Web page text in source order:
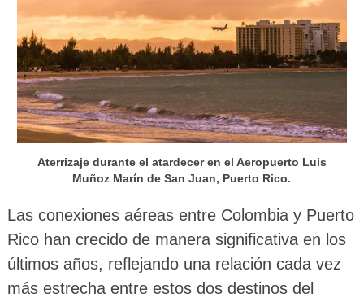
Aterrizaje durante el atardecer en el Aeropuerto Luis
Muñoz Marín de San Juan, Puerto Rico.
Las conexiones aéreas entre Colombia y Puerto
Rico han crecido de manera significativa en los
últimos años, reflejando una relación cada vez
más estrecha entre estos dos destinos del